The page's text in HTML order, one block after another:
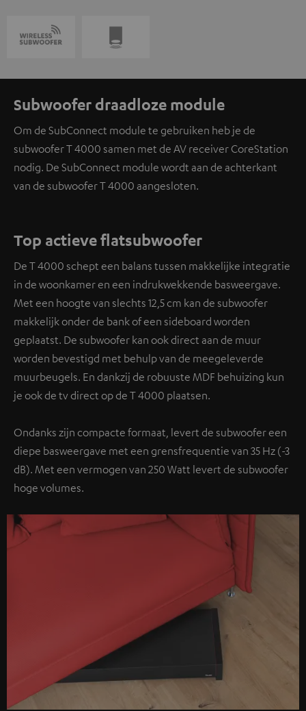
Subwoofer draadloze module
Om de SubConnect module te gebruiken heb je de
subwoofer T 4000 samen met de AV receiver CoreStation
nodig. De SubConnect module wordt aan de achterkant
van de subwoofer T 4000 aangesloten.
Top actieve flatsubwoofer
De T 4000 schept een balans tussen makkelijke integratie
in de woonkamer en een indrukwekkende basweergave.
Met een hoogte van slechts 12,5 cm kan de subwoofer
makkelijk onder de bank of een sideboard worden
geplaatst. De subwoofer kan ook direct aan de muur
worden bevestigd met behulp van de meegeleverde
muurbeugels. En dankzij de robuuste MDF behuizing kun
je ook de tv direct op de T 4000 plaatsen.
Ondanks zijn compacte formaat, levert de subwoofer een
diepe basweergave met een grensfrequentie van 35 Hz (-3
dB). Met een vermogen van 250 Watt levert de subwoofer
hoge volumes.